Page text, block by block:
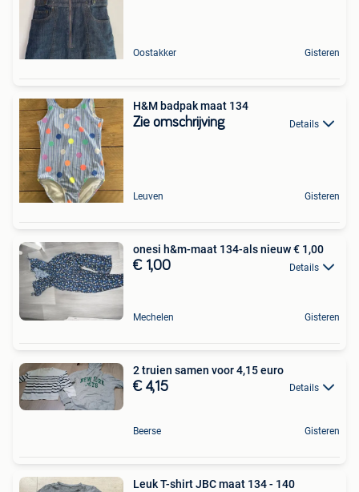
Oostakker Gisteren
H&M badpak maat 134
Zie omschrijving Details
Leuven Gisteren
onesi h&m-maat 134-als nieuw € 1,00
€ 1,00 Details
Mechelen Gisteren
2 truien samen voor 4,15 euro
€ 4,15 Details
Beerse Gisteren
Leuk T-shirt JBC maat 134 - 140